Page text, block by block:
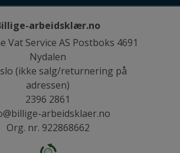
arbeidsklær.no
Vat Service AS Postboks 4691
Nydalen
(ikke salg/returnering på
adressen)
2396 2861
arbeidsklaer.no
Org. nr. 922868662